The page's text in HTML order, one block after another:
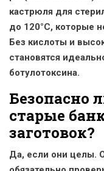
кастрюля для
до 120°C, которые
Без кислоты и
становятся
ботулотоксина.
Безопасно
старые
заготовок?
Да, если они целы.